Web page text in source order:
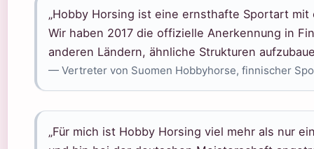
„Hobby Horsing ist eine ernsthafte Sportart
Wir haben 2017 die offizielle Anerkennung in
anderen Ländern, ähnliche Strukturen
— Vertreter von Suomen Hobbyhorse, finnischer
„Für mich ist Hobby Horsing viel mehr als nur